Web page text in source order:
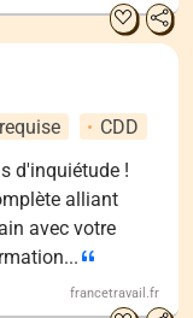
CDD
d'inquiétude !
alliant
avec votre
francetravail.fr